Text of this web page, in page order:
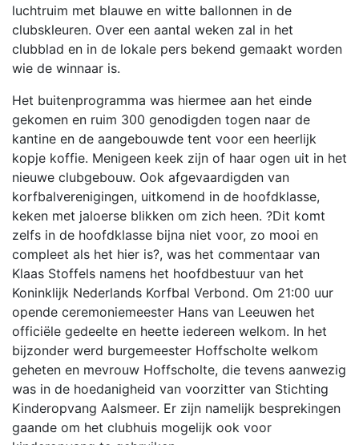
luchtruim met blauwe en witte ballonnen in de
clubskleuren. Over een aantal weken zal in het
clubblad en in de lokale pers bekend gemaakt worden
wie de winnaar is.
Het buitenprogramma was hiermee aan het einde
gekomen en ruim 300 genodigden togen naar de
kantine en de aangebouwde tent voor een heerlijk
kopje koffie. Menigeen keek zijn of haar ogen uit in het
nieuwe clubgebouw. Ook afgevaardigden van
korfbalverenigingen, uitkomend in de hoofdklasse,
keken met jaloerse blikken om zich heen. ?Dit komt
zelfs in de hoofdklasse bijna niet voor, zo mooi en
compleet als het hier is?, was het commentaar van
Klaas Stoffels namens het hoofdbestuur van het
Koninklijk Nederlands Korfbal Verbond. Om 21:00 uur
opende ceremoniemeester Hans van Leeuwen het
officiële gedeelte en heette iedereen welkom. In het
bijzonder werd burgemeester Hoffscholte welkom
geheten en mevrouw Hoffscholte, die tevens aanwezig
was in de hoedanigheid van voorzitter van Stichting
Kinderopvang Aalsmeer. Er zijn namelijk besprekingen
gaande om het clubhuis mogelijk ook voor